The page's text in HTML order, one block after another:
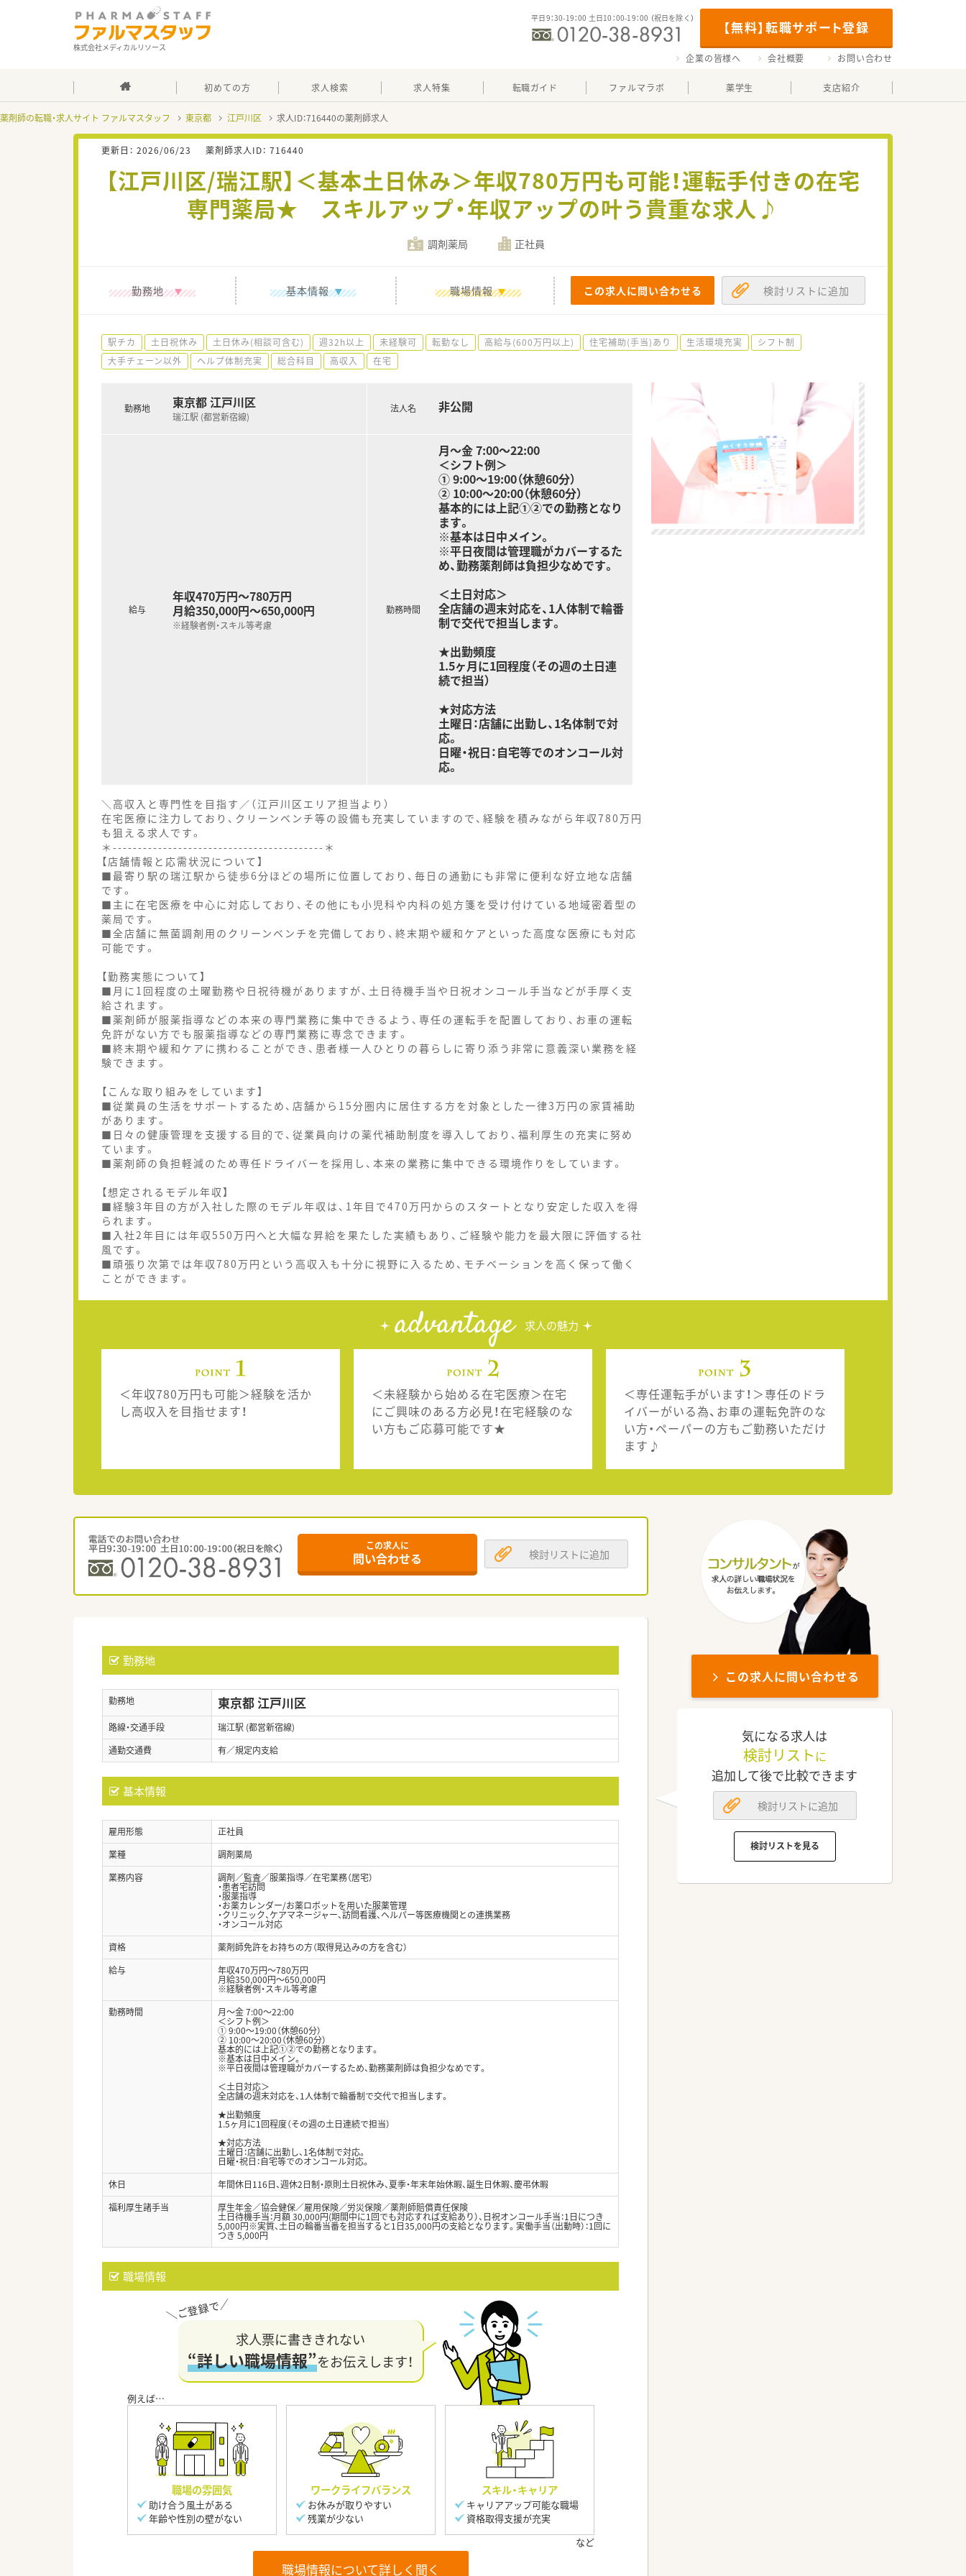
株式会社メディカルリソース
【無料】転職サポート登録
平日9：30-19：00 土日10：00-19：00 （祝日を除く）
企業の皆様へ 会社概要 お問い合わせ
初めての方 求人検索 求人特集 転職ガイド ファルマラボ 薬学生 支店紹介
薬剤師の転職・求人サイト ファルマスタッフ 東京都 江戸川区 求人ID：716440の薬剤師求人
更新日： 2026/06/23 薬剤師求人ID： 716440
【江戸川区/瑞江駅】＜基本土日休み＞年収780万円も可能！運転手付きの在宅
専門薬局★ スキルアップ・年収アップの叶う貴重な求人♪
調剤薬局 正社員
勤務地 基本情報 職場情報 この求人に問い合わせる 検討リストに追加
駅チカ 土日祝休み 土日休み(相談可含む) 週32h以上 未経験可 転勤なし 高給与(600万円以上) 住宅補助(手当)あり 生活環境充実
シフト制
大手チェーン以外
ヘルプ体制充実 総合科目 高収入 在宅
勤務地 東京都 江戸川区
瑞江駅 (都営新宿線)
給与
年収470万円～780万円
月給350,000円～650,000円
※経験者例・スキル等考慮
法人名 非公開
勤務時間
月～金 7:00～22:00
＜シフト例＞
① 9:00〜19:00（休憩60分）
② 10:00〜20:00（休憩60分）
基本的には上記①②での勤務となり
ます。
※基本は日中メイン。
※平日夜間は管理職がカバーするた
め、勤務薬剤師は負担少なめです。
＜土日対応＞
全店舗の週末対応を、1人体制で輪番
制で交代で担当します。
★出勤頻度
1.5ヶ月に1回程度（その週の土日連
続で担当）
★対応方法
土曜日：店舗に出勤し、1名体制で対
応。
日曜・祝日：自宅等でのオンコール対
応。
＼高収入と専門性を目指す／（江戸川区エリア担当より）
在宅医療に注力しており、クリーンベンチ等の設備も充実していますので、経験を積みながら年収780万円
も狙える求人です。
＊------------------------------------------＊
【店舗情報と応需状況について】
■最寄り駅の瑞江駅から徒歩6分ほどの場所に位置しており、毎日の通勤にも非常に便利な好立地な店舗
です。
■主に在宅医療を中心に対応しており、その他にも小児科や内科の処方箋を受け付けている地域密着型の
薬局です。
■全店舗に無菌調剤用のクリーンベンチを完備しており、終末期や緩和ケアといった高度な医療にも対応
可能です。
【勤務実態について】
■月に1回程度の土曜勤務や日祝待機がありますが、土日待機手当や日祝オンコール手当などが手厚く支
給されます。
■薬剤師が服薬指導などの本来の専門業務に集中できるよう、専任の運転手を配置しており、お車の運転
免許がない方でも服薬指導などの専門業務に専念できます。
■終末期や緩和ケアに携わることができ、患者様一人ひとりの暮らしに寄り添う非常に意義深い業務を経
験できます。
【こんな取り組みをしています】
■従業員の生活をサポートするため、店舗から15分圏内に居住する方を対象とした一律3万円の家賃補助
があります。
■日々の健康管理を支援する目的で、従業員向けの薬代補助制度を導入しており、福利厚生の充実に努め
ています。
■薬剤師の負担軽減のため専任ドライバーを採用し、本来の業務に集中できる環境作りをしています。
【想定されるモデル年収】
■経験3年目の方が入社した際のモデル年収は、1年目で470万円からのスタートとなり安定した収入を得
られます。
■入社2年目には年収550万円へと大幅な昇給を果たした実績もあり、ご経験や能力を最大限に評価する社
風です。
■頑張り次第では年収780万円という高収入も十分に視野に入るため、モチベーションを高く保って働く
ことができます。
advantage 求人の魅力
＜年収780万円も可能＞経験を活か
し高収入を目指せます！
＜未経験から始める在宅医療＞在宅
にご興味のある方必見！在宅経験のな
い方もご応募可能です★
＜専任運転手がいます！＞専任のドラ
イバーがいる為、お車の運転免許のな
い方・ペーパーの方もご勤務いただけ
ます♪
この求人に
問い合わせる 検討リストに追加
勤務地
勤務地 東京都 江戸川区
路線・交通手段
瑞江駅 (都営新宿線)
通勤交通費
有／規定内支給
基本情報
雇用形態
正社員
業種
調剤薬局
業務内容
調剤／監査／服薬指導／在宅業務（居宅）
・患者宅訪問
・服薬指導
・お薬カレンダー/お薬ロボットを用いた服薬管理
・クリニック、ケアマネージャー、訪問看護、ヘルパー等医療機関との連携業務
・オンコール対応
資格
薬剤師免許をお持ちの方（取得見込みの方を含む）
給与
年収470万円～780万円
月給350,000円～650,000円
※経験者例・スキル等考慮
勤務時間
月～金 7:00～22:00
＜シフト例＞
① 9:00〜19:00（休憩60分）
② 10:00〜20:00（休憩60分）
基本的には上記①②での勤務となります。
※基本は日中メイン。
※平日夜間は管理職がカバーするため、勤務薬剤師は負担少なめです。
＜土日対応＞
全店舗の週末対応を、1人体制で輪番制で交代で担当します。
★出勤頻度
1.5ヶ月に1回程度（その週の土日連続で担当）
★対応方法
土曜日：店舗に出勤し、1名体制で対応。
日曜・祝日：自宅等でのオンコール対応。
休日
年間休日116日、週休2日制・原則土日祝休み、夏季・年末年始休暇、誕生日休暇、慶弔休暇
福利厚生諸手当
厚生年金／協会健保／雇用保険／労災保険／薬剤師賠償責任保険
土日待機手当：月額 30,000円(期間中に1回でも対応すれば支給あり）、日祝オンコール手当：1日につき
5,000円※実質、土日の輪番当番を担当すると1日35,000円の支給となります。実働手当（出動時）：1回に
つき 5,000円
職場情報
求人票に書ききれない
“詳しい職場情報”をお伝えします！
職場の雰囲気
助け合う風土がある
年齢や性別の壁がない
ワークライフバランス
お休みが取りやすい
残業が少ない
スキル・キャリア
キャリアアップ可能な職場
資格取得支援が充実
職場情報について詳しく聞く
この求人に問い合わせる
気になる求人は
検討リスト に
追加して後で比較できます
検討リストに追加
検討リストを見る